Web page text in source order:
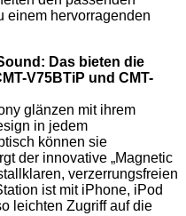
einem hervorragenden
Das bieten die
V75BTiP und CMT-
glänzen mit ihrem
in jedem
können sie
der innovative „Magnetic
verzerrungsfreien
ist mit iPhone, iPod
leichten Zugriff auf die